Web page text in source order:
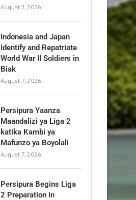
August 7, 2026
Indonesia and Japan
Identify and Repatriate
World War II Soldiers in
Biak
August 7, 2026
Persipura Yaanza
Maandalizi ya Liga 2
katika Kambi ya
Mafunzo ya Boyolali
August 7, 2026
Persipura Begins Liga
2 Preparation in